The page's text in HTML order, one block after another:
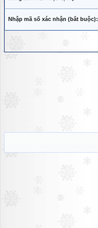
Nhập mã số xác nhận (bắt buộc):